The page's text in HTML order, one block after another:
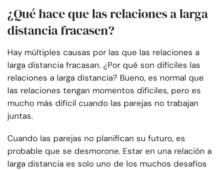
¿Qué hace que las relaciones a larga
distancia fracasen?
Hay múltiples causas por las que las relaciones a
larga distancia fracasan. ¿Por qué son difíciles las
relaciones a larga distancia? Bueno, es normal que
las relaciones tengan momentos difíciles, pero es
mucho más difícil cuando las parejas no trabajan
juntas.
Cuando las parejas no planifican su futuro, es
probable que se desmorone. Estar en una relación a
larga distancia es solo uno de los muchos desafíos